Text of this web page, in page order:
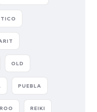
OLD
PUEBLA
REIKI